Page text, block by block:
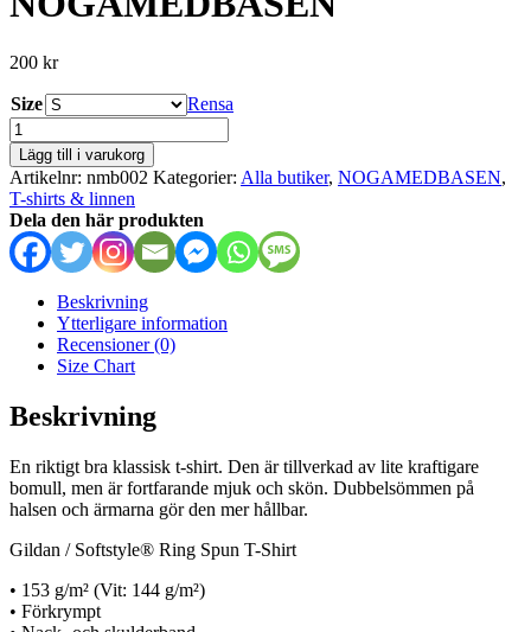
200 kr
Size
Rensa
NOGAMEDBASEN
mängd
Lägg till i varukorg
Artikelnr: nmb002 Kategorier: Alla butiker, NOGAMEDBASEN,
T-shirts & linnen
Dela den här produkten
Beskrivning
Ytterligare information
Recensioner (0)
Size Chart
Beskrivning
En riktigt bra klassisk t-shirt. Den är tillverkad av lite kraftigare
bomull, men är fortfarande mjuk och skön. Dubbelsömmen på
halsen och ärmarna gör den mer hållbar.
Gildan / Softstyle® Ring Spun T-Shirt
• 153 g/m² (Vit: 144 g/m²)
• Förkrympt